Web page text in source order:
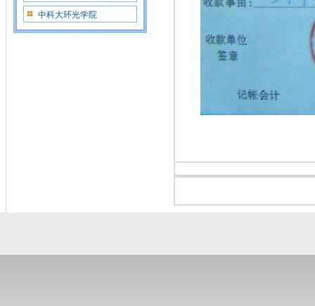
中科大环光学院